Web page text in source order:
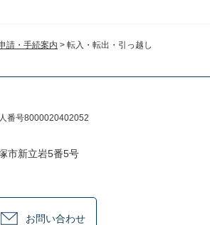
請・手続案内 > 転入・転出・引っ越し
番号8000020402052
市新立岩5番5号
お問い合わせ